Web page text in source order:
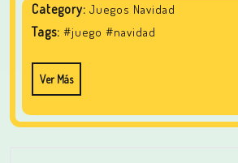
Category: Juegos Navidad
Tags: #juego #navidad
Ver Más